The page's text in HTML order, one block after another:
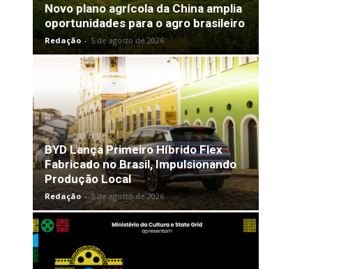
Novo plano agrícola da China amplia
oportunidades para o agro brasileiro
Redação - 5 de agosto de 2026
BYD Lança Primeiro Híbrido Flex
Fabricado no Brasil, Impulsionando
Produção Local
Redação - 5 de agosto de 2026